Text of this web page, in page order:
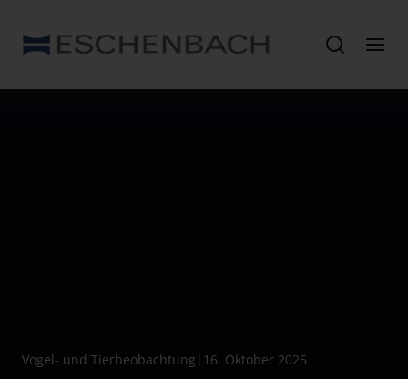
Vogel- und Tierbeobachtung | 16. Oktober 2025